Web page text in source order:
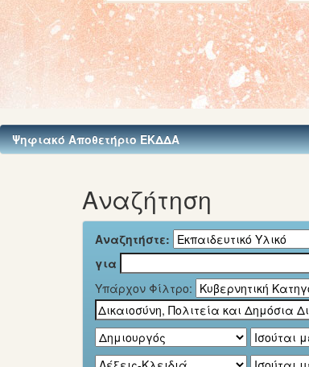
Ψηφιακό Αποθετήριο ΕΚΔΔΑ
Αναζήτηση
Αναζητήστε:
για
Υπάρχον Φίλτρο: